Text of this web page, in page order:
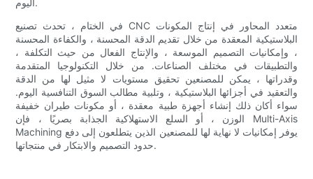
اليوم.
في الختام ، تحدث تصنيع CNC متعدد المحاور في إنتاج المكونات
البلاستيكية المعقدة من خلال تقديم الدقة المحسنة ، والكفاءة المحسنة
، وإمكانيات التصميم الموسعة ، والإنتاج الفعال من حيث التكلفة ،
والتطبيقات في مختلف الصناعات. من خلال التكنولوجيا المتقدمة
وقدراتها ، يمكن للمصنعين تحقيق مستويات لا مثيل لها من الدقة
والتعقيد في أجزائها البلاستيكية ، وتلبية مطالب السوق التنافسية اليوم.
سواء أكان ذلك إنشاء أجهزة طبية معقدة ، أو مكونات طيران خفيفة
الوزن ، أو السلع الاستهلاكية الجذابة بصريًا ، فإن Multi-Axis
Machining يوفر إمكانيات لا نهاية لها للمصنعين الذين يتطلعون إلى دفع
حدود التصميم والابتكار في منتجاتها.